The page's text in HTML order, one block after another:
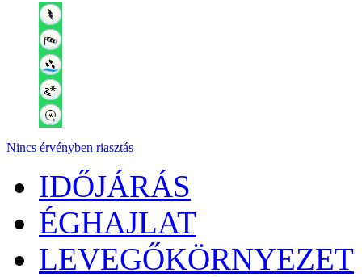
Nincs érvényben riasztás
IDŐJÁRÁS
ÉGHAJLAT
LEVEGŐKÖRNYEZET